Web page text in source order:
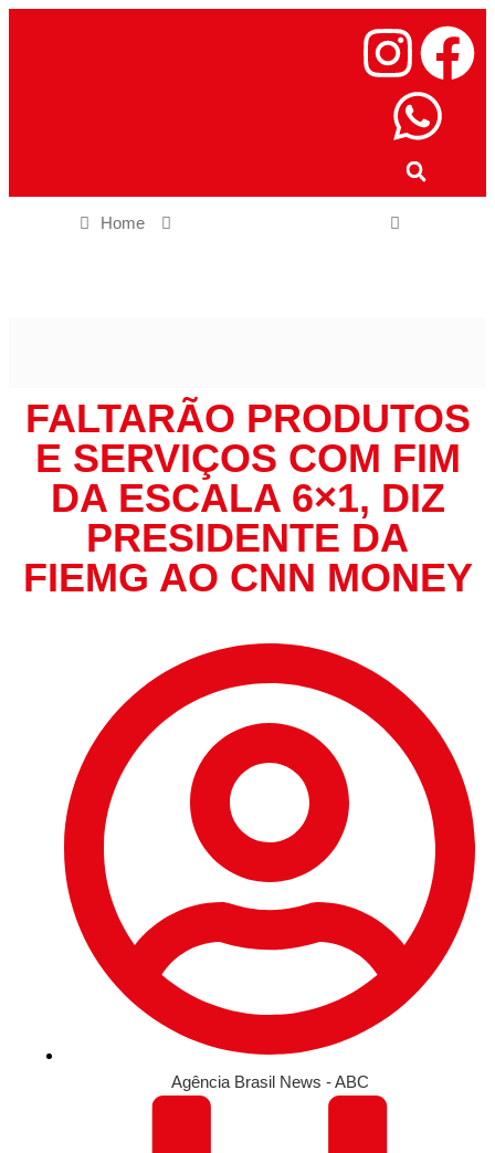
Home
FALTARÃO PRODUTOS
E SERVIÇOS COM FIM
DA ESCALA 6×1, DIZ
PRESIDENTE DA
FIEMG AO CNN MONEY
Agência Brasil News - ABC